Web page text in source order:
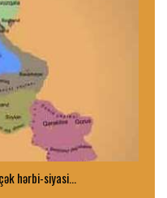
hərbi-siyasi…